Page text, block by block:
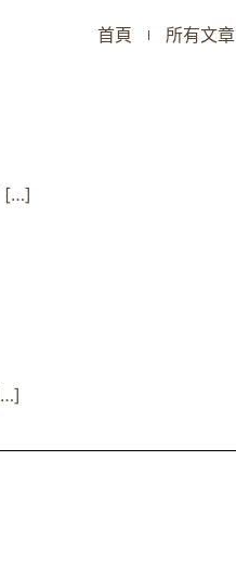
首頁 所有文章
[…]